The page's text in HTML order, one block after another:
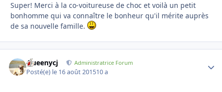
Super! Merci à la co-voitureuse de choc et voilà un petit
bonhomme qui va connaître le bonheur qu'il mérite auprès
de sa nouvelle famille.
Queenycj Administratrice Forum
Posté(e) le 16 août 201510 a